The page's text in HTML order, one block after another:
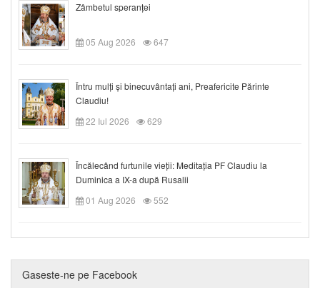
Zâmbetul speranței
05 Aug 2026 647
Întru mulți și binecuvântați ani, Preafericite Părinte
Claudiu!
22 Iul 2026
629
Încălecând furtunile vieții: Meditația PF Claudiu la
Duminica a IX-a după Rusalii
01 Aug 2026
552
Gaseste-ne pe Facebook